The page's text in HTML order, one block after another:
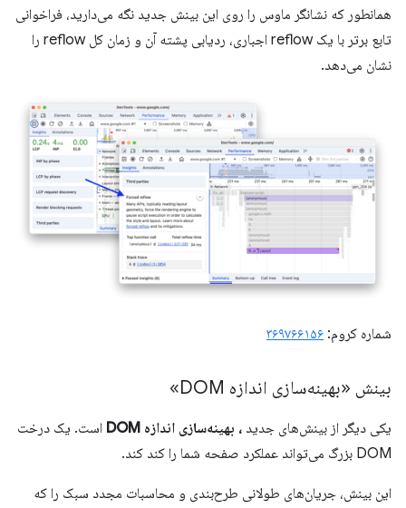
همانطور که نشانگر ماوس را روی این بینش جدید نگه می‌دارید، فراخوانی
تابع برتر با یک reflow اجباری، ردیابی پشته آن و زمان کل reflow را
نشان می‌دهد.
شماره کروم: ۳۶۹۷۶۶۱۵۶
بینش «بهینه‌سازی اندازه DOM»
یکی دیگر از بینش‌های جدید ، بهینه‌سازی اندازه DOM
است. یک درخت
DOM بزرگ می‌تواند عملکرد صفحه شما را کند کند.
این بینش، جریان‌های طولانی طرح‌بندی و محاسبات مجدد سبک را که